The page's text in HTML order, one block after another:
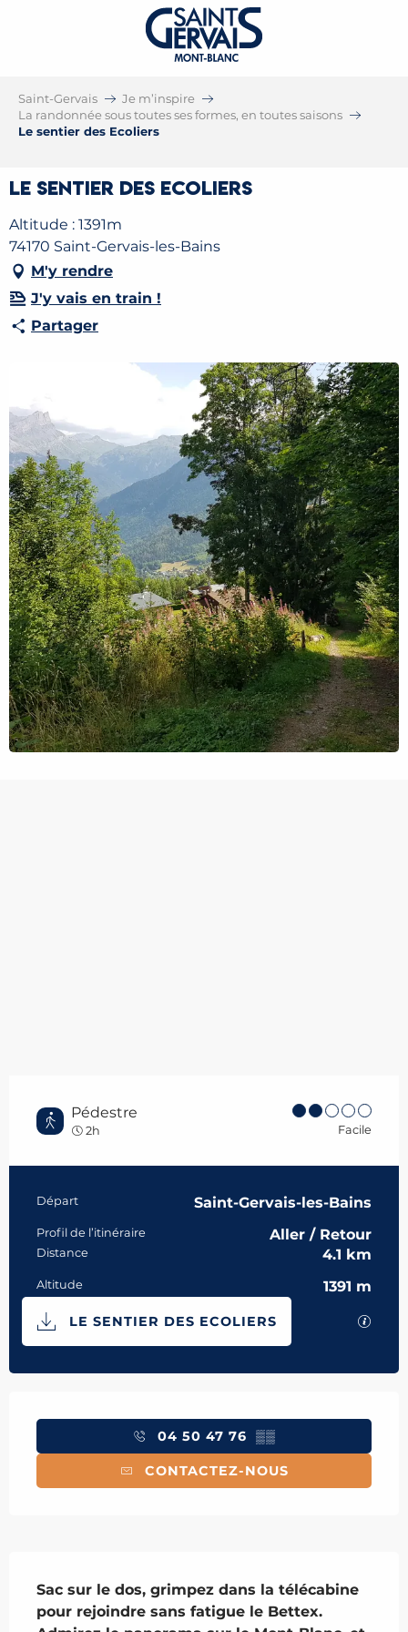
Saint-Gervais
Je m’inspire
La randonnée sous toutes ses formes, en toutes saisons
Le sentier des Ecoliers
Le sentier des Ecoliers
Altitude : 1391m
74170 Saint-Gervais-les-Bains
M'y rendre
J'y vais en train !
Partager
Pédestre
2h Facile
Informations pratiques
Départ Saint-Gervais-les-Bains
Profil de l’itinéraire Aller / Retour
Distance 4.1 km
Altitude 1391 m
Documentation
LE SENTIER DES ECOLIERS
04 50 47 76 ▒▒
CONTACTEZ-NOUS
Sac sur le dos, grimpez dans la télécabine
pour rejoindre sans fatigue le Bettex.